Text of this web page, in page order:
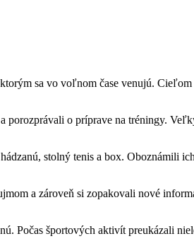
sa vo voľnom čase venujú.
porozprávali o príprave na tréningy.
stolný tenis a box. Oboznámili
a zároveň si zopakovali nové
Počas športových aktivít preukázali